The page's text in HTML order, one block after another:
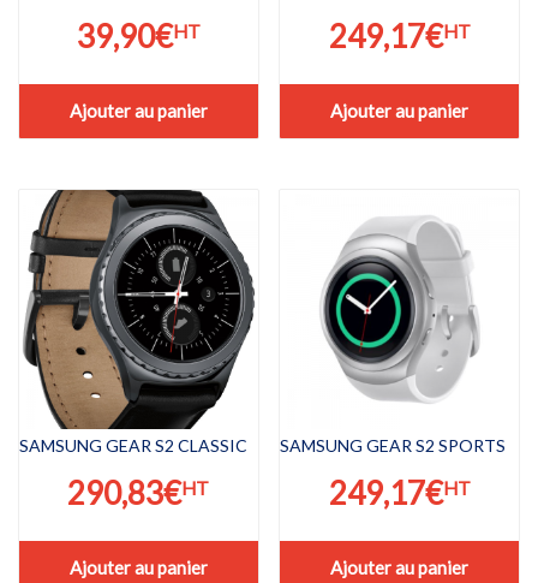
39,90€HT
Ajouter au panier
249,17€HT
Ajouter au panier
SAMSUNG GEAR S2 CLASSIC
290,83€HT
Ajouter au panier
SAMSUNG GEAR S2 SPORTS
249,17€HT
Ajouter au panier